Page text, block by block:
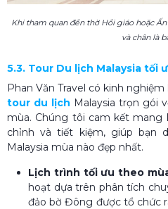
Khi tham quan đền thờ Hồi giáo hoặc
và chân là
5.3. Tour Du lịch Malaysia tối
Phan Văn Travel có kinh
tour du lịch Malaysia trọn gói
mùa. Chúng tôi cam kết mang
chỉnh và tiết kiệm, giúp bạn
Malaysia mùa nào đẹp nhất.
Lịch trình tối ưu theo
hoạt dựa trên phân tích
đảo bờ Đông được tổ chức